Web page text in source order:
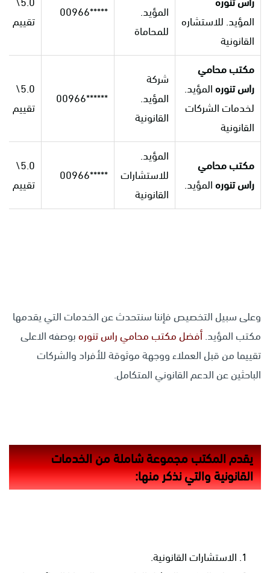
المؤيد. للاستشاره
القانونية
المؤيد.
للمحاماة
*****00966
تقييم
مكتبمحامي
راستنورهالمؤيد.
لخدمات الشركات
القانونية
شركة
المؤيد.
القانونية
******00966
5.0\
تقييم
مكتب محامي
راس تنورهالمؤيد.
المؤيد.
للاستشارات
القانونية
*****00966
5.0\
تقييم
وعلى سبيل التخصيص فإننا سنتحدث عن الخدمات التي يقدمها
مكتب المؤيد.أفضل مكتب محامي راس تنورهبوصفه الاعلى
تقييما من قبل العملاء ووجهة موثوقة للأفراد والشركات
الباحثين عن الدعم القانوني المتكامل.
يقدم المكتب مجموعة شاملة من الخدمات
القانونية والتي نذكر منها:
الاستشارات القانونية.